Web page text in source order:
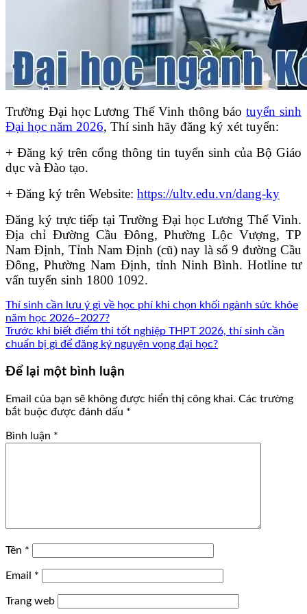
Trường Đại học Lương Thế Vinh thông báotuyển sinh
Đại học năm 2026, Thí sinh hãy đăng ký xét tuyển:
+ Đăng ký trên cổng thông tin tuyển sinh của Bộ Giáo
dục và Đào tạo.
+ Đăng ký trên Website: https://ultv.edu.vn/dang-ky
Đăng ký trực tiếp tại Trường Đại học Lương Thế Vinh.
Địa chỉ Đường Cầu Đông, Phường Lộc Vượng, TP
Nam Định, Tỉnh Nam Định (cũ) nay là số 9 đường Cầu
Đông, Phường Nam Định, tỉnh Ninh Bình. Hotline tư
vấn tuyển sinh 1800 1092.
Thí sinh cần lưu ý gì về học phí khi chọn khối ngành sức khỏe
năm học 2026–2027?
Trước khi biết điểm thi tốt nghiệp THPT 2026, thí sinh cần
chuẩn bị gì để đăng ký nguyện vọng đại học?
Để lại một bình luận
Email của bạn sẽ không được hiển thị công khai. Các trường
bắt buộc được đánh dấu *
Bình luận *
Tên *
Email *
Trang web